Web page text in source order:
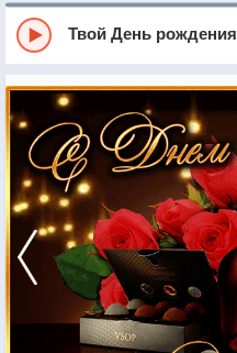
Твой День рождения